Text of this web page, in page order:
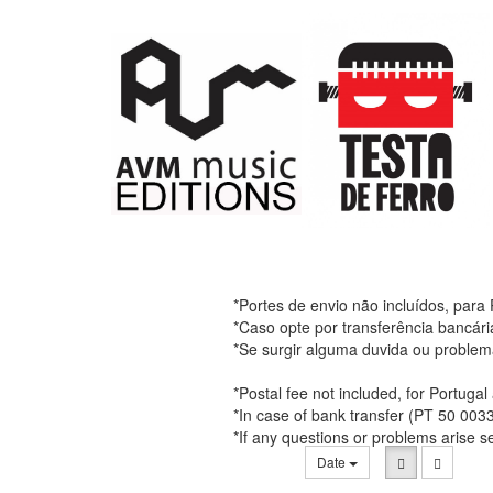
Date
*Portes de envio não incluídos, para
*Caso opte por transferência
*Se surgir alguma duvida ou
*Postal fee not included, for Portugal
*In case of bank transfer (PT 50
*If any questions or problems arise